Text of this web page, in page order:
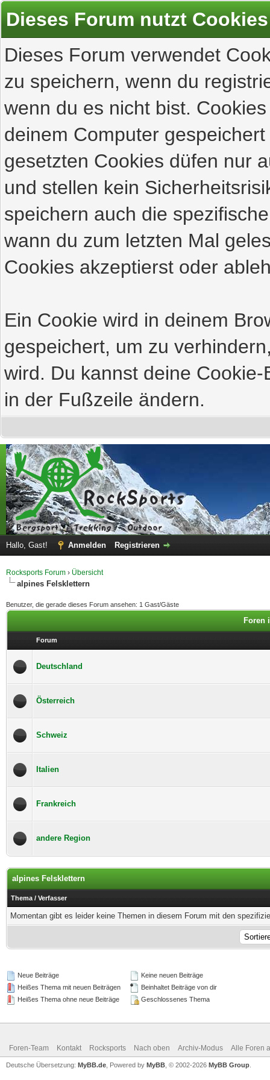
Dieses Forum nutzt Cookies
Dieses Forum verwendet
zu speichern, wenn du
wenn du es nicht bist.
deinem Computer
gesetzten Cookies düfen nur
und stellen kein
speichern auch die
wann du zum letzten Mal
Cookies akzeptierst oder
Ein Cookie wird in deinem
gespeichert, um zu
wird. Du kannst deine
in der Fußzeile ändern.
Hallo, Gast! Anmelden Registrieren
Rocksports Forum › Übersicht
alpines Felsklettern
Benutzer, die gerade dieses Forum ansehen: 1 Gast/Gäste
Foren
Forum
Deutschland
Österreich
Schweiz
Italien
Frankreich
andere Region
alpines Felsklettern
Thema / Verfasser
Momentan gibt es leider keine Themen in diesem Forum mit den
Neue Beiträge
Heißes Thema mit neuen Beiträgen
Heißes Thema ohne neue Beiträge
Keine neuen Beiträge
Beinhaltet Beiträge von dir
Geschlossenes Thema
Foren-Team Kontakt Rocksports Nach oben Archiv-Modus Alle Foren
Deutsche Übersetzung: MyBB.de , Powered by MyBB , © 2002-2026 MyBB Group